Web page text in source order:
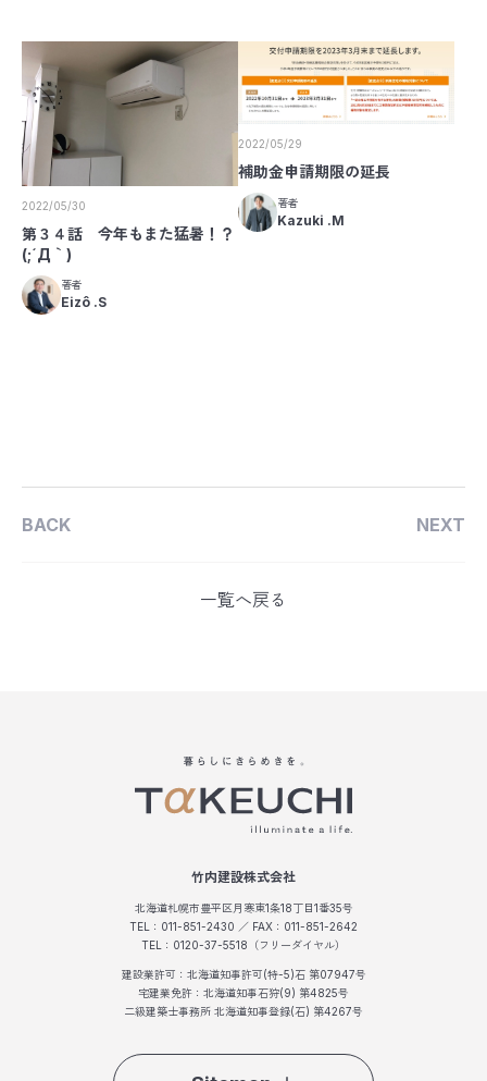
2022/05/30
第３４話 今年もまた猛暑！？
(;´Д｀)
著者
Eizô .S
2022/05/29
補助金申請期限の延長
著者
Kazuki .M
BACK
一覧へ戻る
NEXT
竹内建設株式会社
北海道札幌市豊平区月寒東1条18丁目1番35号
TEL：011-851-2430 ／ FAX：011-851-2642
TEL：0120-37-5518（フリーダイヤル）
建設業許可：北海道知事許可(特-5)石 第07947号
宅建業免許：北海道知事石狩(9) 第4825号
二級建築士事務所 北海道知事登録(石) 第4267号